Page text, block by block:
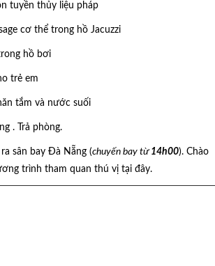
tuyền thủy liệu pháp
cơ thể trong hồ Jacuzzi
hồ bơi
trẻ em
tắm và nước suối
. Trả phòng.
sân bay Đà Nẵng (chuyến bay từ 14h00). Chào
trình tham quan thú vị tại đây.